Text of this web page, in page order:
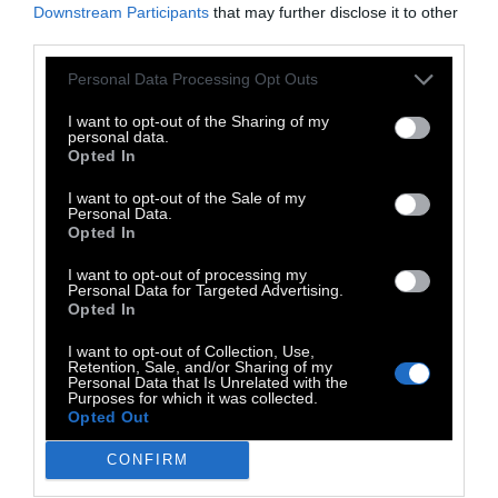
Downstream Participants that may further disclose it to other
Personal Data Processing Opt Outs
I want to opt-out of the Sharing of my
personal data.
Opted In
I want to opt-out of the Sale of my
Personal Data.
Opted In
I want to opt-out of processing my
Personal Data for Targeted Advertising.
Opted In
I want to opt-out of Collection, Use,
Retention, Sale, and/or Sharing of my
Personal Data that Is Unrelated with the
Purposes for which it was collected.
Opted Out
CONFIRM
Η Αθήνα γίνεται ένα απέραντο κάτεργο για
υπάκουος υπαλλήλους, μια πόλη που ο
δημόσιος χώρος της στερείται από τους
ίδιους τους κατοίκους της.
εξαντλημένους , άβουλα θύματα των
καταστάσεων, παραδομένοι θεατές στις
διαταγές των ισχυρών και τους εκβιασμούς.
Για αυτό μισούν τα δέντρα, επειδή μισούν
κέρδος.»